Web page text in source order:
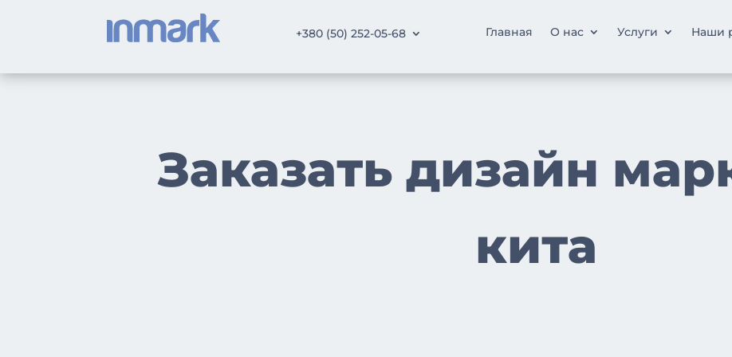
+380 (50) 252-05-68 Главная О нас Услуги Наши
Заказать дизайн
кита